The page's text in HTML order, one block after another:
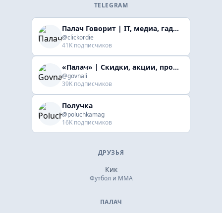
TELEGRAM
Палач Говорит | IT, медиа, гaджеты, скидки
@clickordie
41K подписчиков
«Палач» | Скидки, акции, промокоды
@govnali
39K подписчиков
Получка
@poluchkamag
16K подписчиков
ДРУЗЬЯ
Кик
Футбол и ММА
ПАЛАЧ